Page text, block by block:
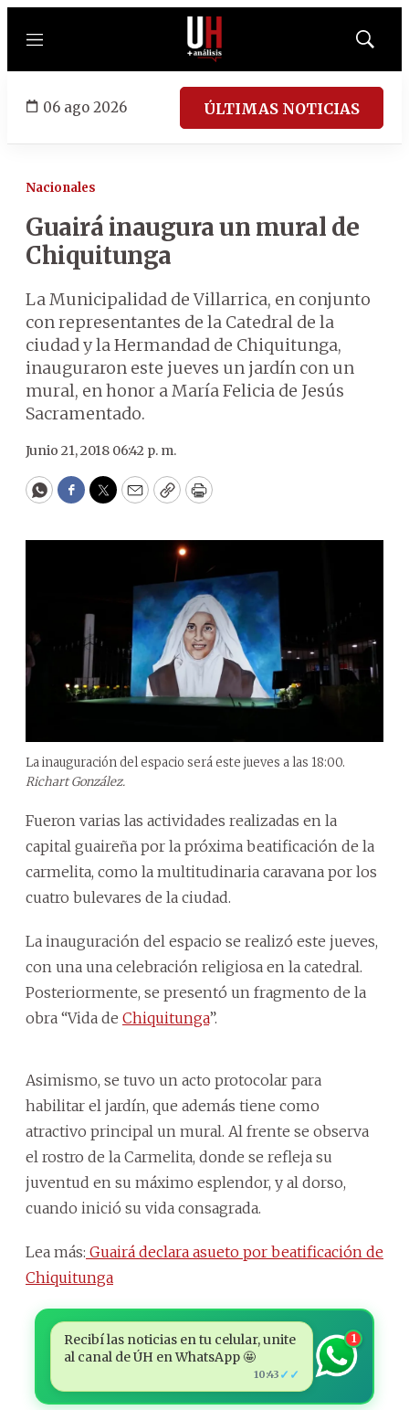
Menú
Mostrar
06 ago 2026 ÚLTIMAS NOTICIAS
Nacionales
Guairá inaugura un mural de
Chiquitunga
La Municipalidad de Villarrica, en conjunto
con representantes de la Catedral de la
ciudad y la Hermandad de Chiquitunga,
inauguraron este jueves un jardín con un
mural, en honor a María Felicia de Jesús
Sacramentado.
Junio 21, 2018 06:42 p. m.
WhatsApp
Facebook
Twitter
EmailCopyPrint
La inauguración del espacio será este jueves a las 18:00.
Richart González.
Fueron varias las actividades realizadas en la
capital guaireña por la próxima beatificación de la
carmelita, como la multitudinaria caravana por los
cuatro bulevares de la ciudad.
La inauguración del espacio se realizó este jueves,
con una una celebración religiosa en la catedral.
Posteriormente, se presentó un fragmento de la
obra “Vida de Chiquitunga”.
Asimismo, se tuvo un acto protocolar para
habilitar el jardín, que además tiene como
atractivo principal un mural. Al frente se observa
el rostro de la Carmelita, donde se refleja su
juventud en su máximo esplendor, y al dorso,
cuando inició su vida consagrada.
Lea más: Guairá declara asueto por beatificación de
Chiquitunga
Recibí las noticias en tu celular, unite
al canal de ÚH en WhatsApp 🤩
10:43 ✓✓
1